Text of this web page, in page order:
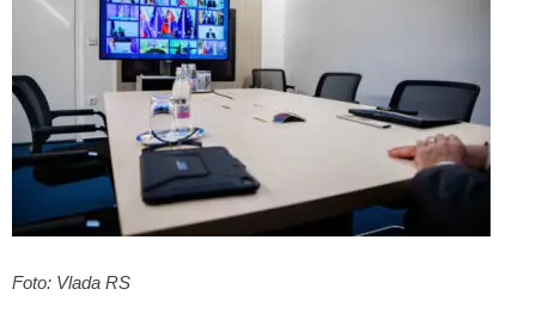
Foto: Vlada RS